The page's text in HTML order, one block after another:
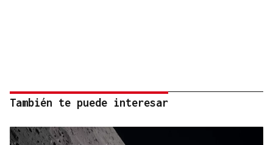
También te puede interesar